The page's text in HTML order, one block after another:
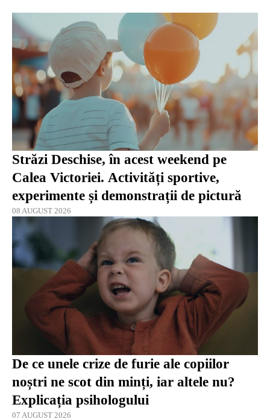
Străzi Deschise, în acest weekend pe
Calea Victoriei. Activități sportive,
experimente și demonstrații de pictură
08 AUGUST 2026
De ce unele crize de furie ale copiilor
noștri ne scot din minți, iar altele nu?
Explicația psihologului
07 AUGUST 2026